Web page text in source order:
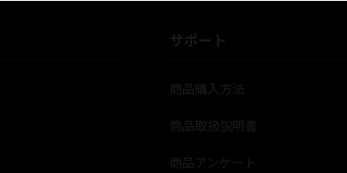
サポート
商品購入方法
商品取扱説明書
商品アンケート